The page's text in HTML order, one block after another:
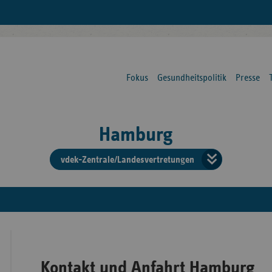
Fokus Gesundheitspolitik Presse
Hamburg
vdek-Zentrale/Landesvertretungen
der
Kontakt und Anfahrt Hamburg